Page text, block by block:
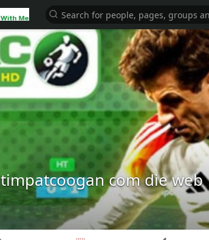
timpatcoogan com die web